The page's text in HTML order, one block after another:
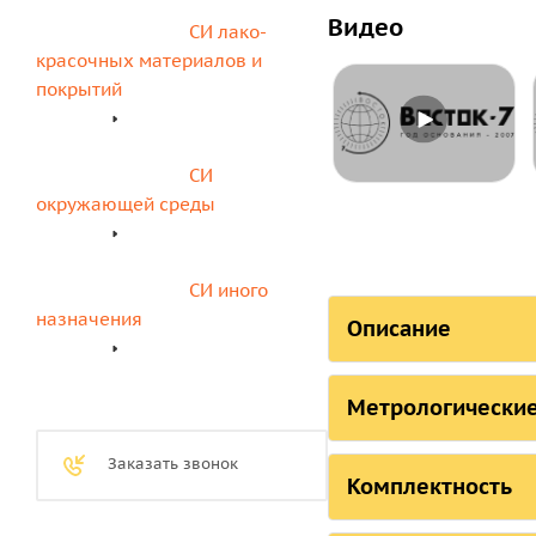
Видео
Описание
Страна,
Российская
Комплектность
СИ лако-
красочных материалов и
покрытий
СИ
окружающей среды
СИ иного
назначения
Заказать звонок